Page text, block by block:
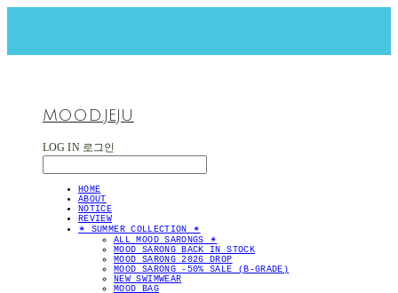
MOOD.JEJU
LOG IN 로그인
HOME
ABOUT
NOTICE
REVIEW
✴︎ SUMMER COLLECTION ✴︎
ALL MOOD SARONGS ✴︎
MOOD SARONG BACK IN STOCK
MOOD SARONG 2026 DROP
MOOD SARONG -50% SALE (B-GRADE)
NEW SWIMWEAR
MOOD BAG